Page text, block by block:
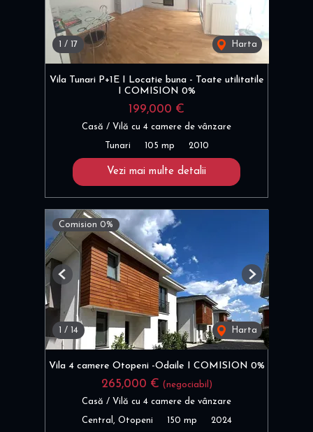
/ 17 Harta
Vila Tunari P+1E I Locatie buna - Toate utilitatile
I COMISION 0%
199,000 €
Casă / Vilă cu 4 camere de vânzare
Tunari 105 mp 2010
Vezi mai multe detalii
Comision 0%
1 / 14 Harta
Previous Next
Vila 4 camere Otopeni -Odaile I COMISION 0%
265,000 € (negociabil)
Casă / Vilă cu 4 camere de vânzare
Central, Otopeni 150 mp 2024